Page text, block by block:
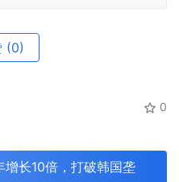
(0)
0
长10倍，打破韩国垄